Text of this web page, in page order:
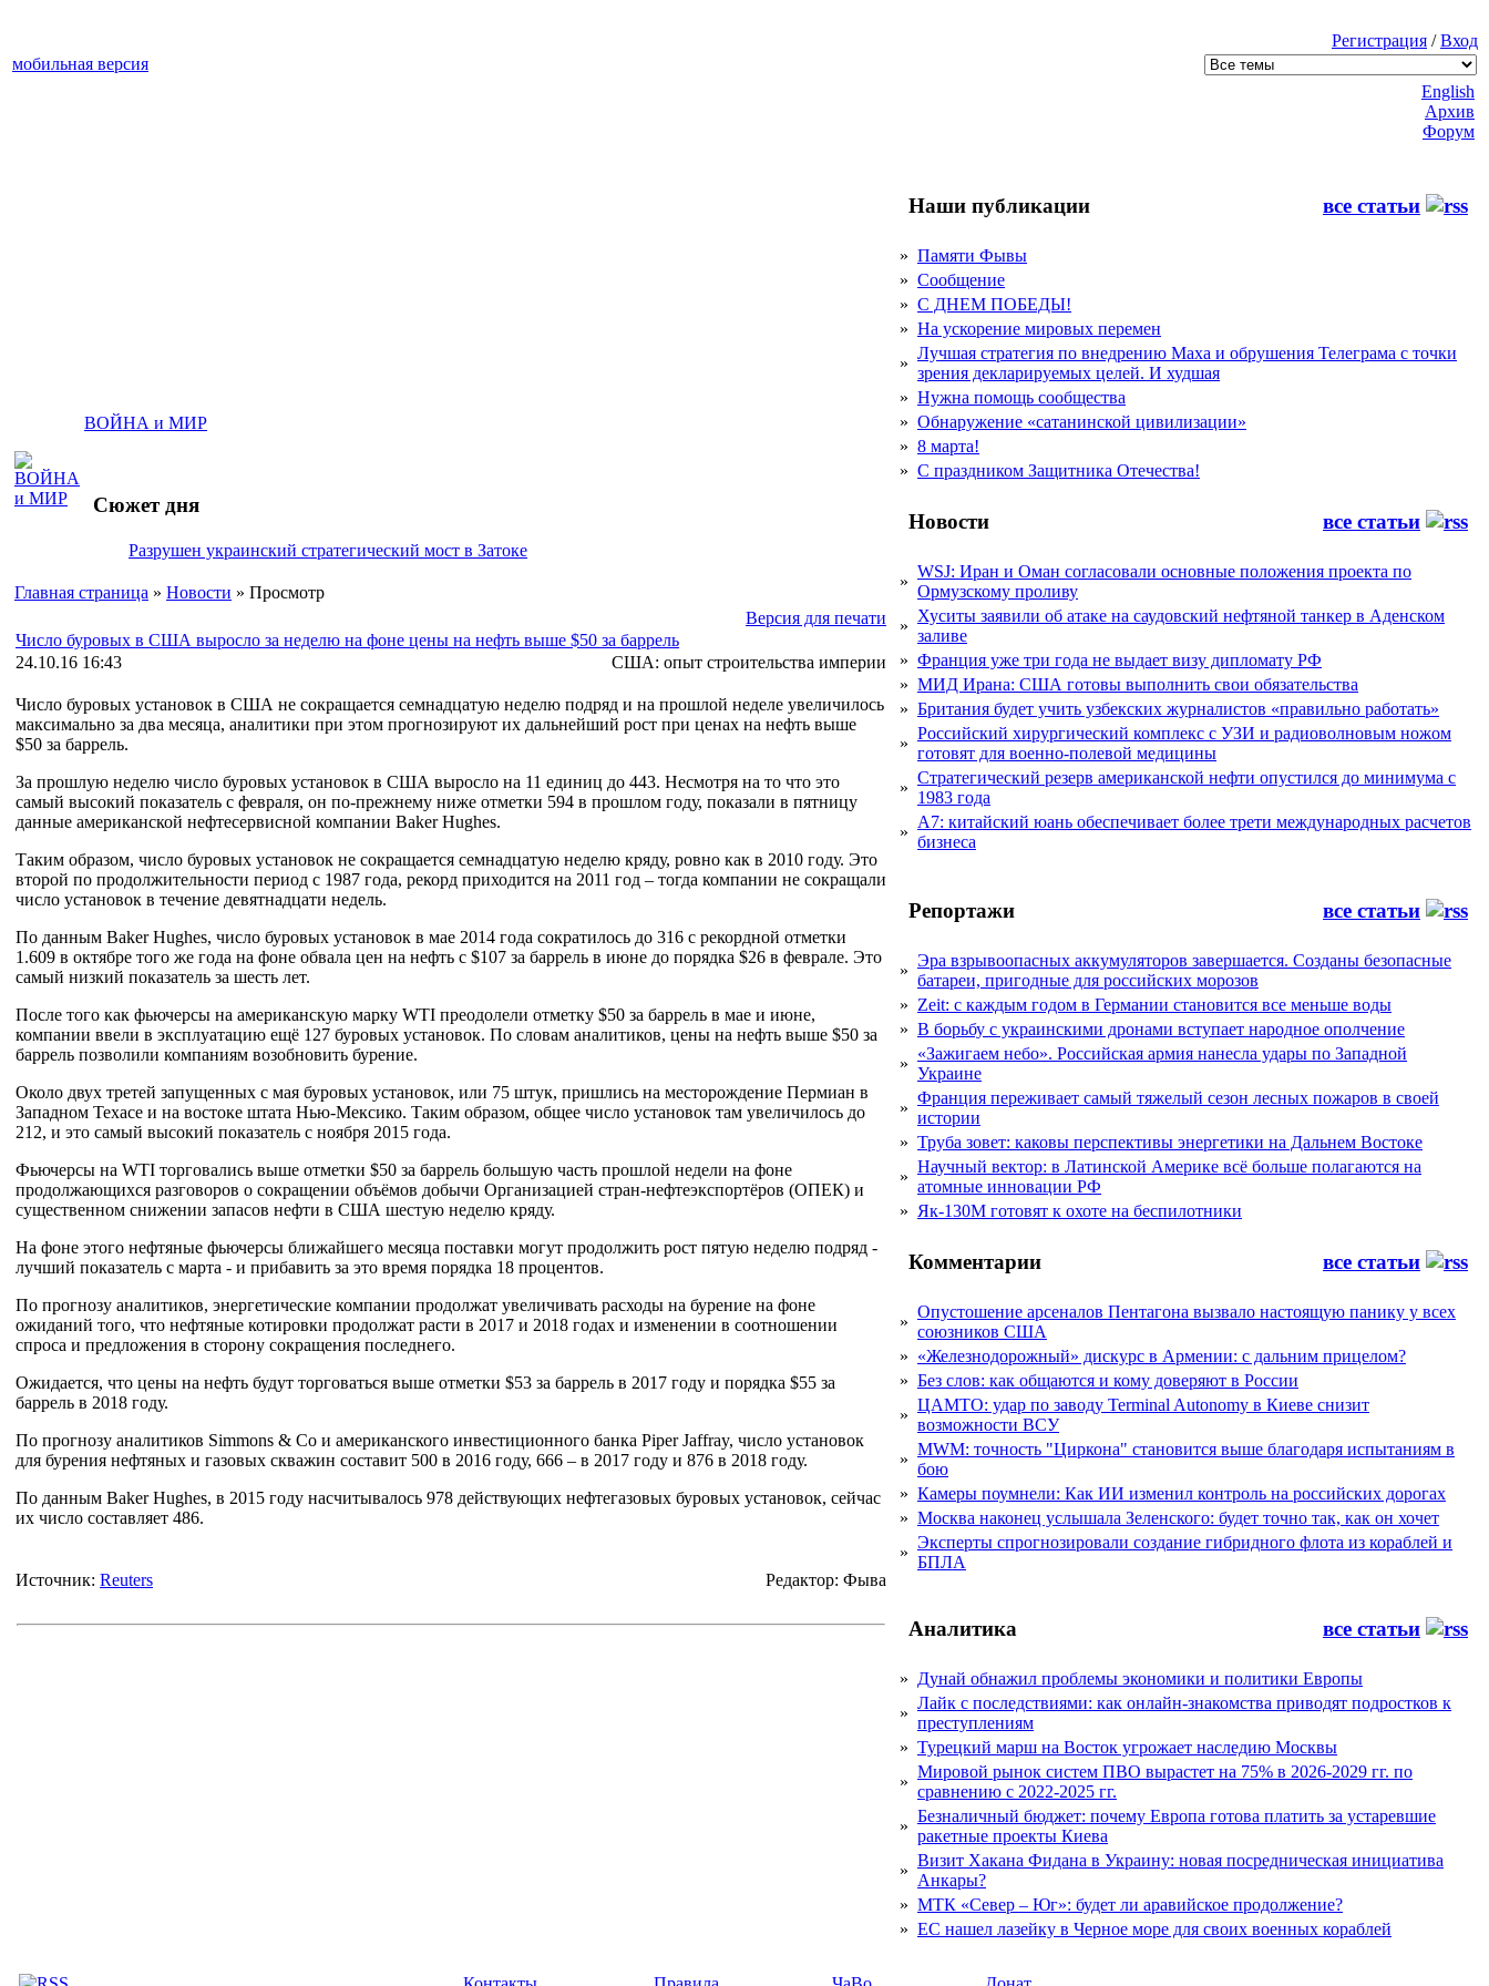
Регистрация /Вход
мобильная версия
ВОЙНА и МИР
Сюжет дня
Разрушен украинский стратегический мост в Затоке
Главная страница » Новости » Просмотр
Версия для печати
Число буровых в США выросло за неделю на фоне цены на нефть выше $50 за баррель
24.10.16 16:43
США: опыт строительства империи
Число буровых установок в США не сокращается семнадцатую неделю подряд и на прошлой неделе увеличилось
максимально за два месяца, аналитики при этом прогнозируют их дальнейший рост при ценах на нефть выше
$50 за баррель.
За прошлую неделю число буровых установок в США выросло на 11 единиц до 443. Несмотря на то что это
самый высокий показатель с февраля, он по-прежнему ниже отметки 594 в прошлом году, показали в пятницу
данные американской нефтесервисной компании Baker Hughes.
Таким образом, число буровых установок не сокращается семнадцатую неделю кряду, ровно как в 2010 году. Это
второй по продолжительности период с 1987 года, рекорд приходится на 2011 год – тогда компании не сокращали
число установок в течение девятнадцати недель.
По данным Baker Hughes, число буровых установок в мае 2014 года сократилось до 316 с рекордной отметки
1.609 в октябре того же года на фоне обвала цен на нефть с $107 за баррель в июне до порядка $26 в феврале. Это
самый низкий показатель за шесть лет.
После того как фьючерсы на американскую марку WTI преодолели отметку $50 за баррель в мае и июне,
компании ввели в эксплуатацию ещё 127 буровых установок. По словам аналитиков, цены на нефть выше $50 за
баррель позволили компаниям возобновить бурение.
Около двух третей запущенных с мая буровых установок, или 75 штук, пришлись на месторождение Пермиан в
Западном Техасе и на востоке штата Нью-Мексико. Таким образом, общее число установок там увеличилось до
212, и это самый высокий показатель с ноября 2015 года.
Фьючерсы на WTI торговались выше отметки $50 за баррель большую часть прошлой недели на фоне
продолжающихся разговоров о сокращении объёмов добычи Организацией стран-нефтеэкспортёров (ОПЕК) и
существенном снижении запасов нефти в США шестую неделю кряду.
На фоне этого нефтяные фьючерсы ближайшего месяца поставки могут продолжить рост пятую неделю подряд -
лучший показатель с марта - и прибавить за это время порядка 18 процентов.
По прогнозу аналитиков, энергетические компании продолжат увеличивать расходы на бурение на фоне
ожиданий того, что нефтяные котировки продолжат расти в 2017 и 2018 годах и изменении в соотношении
спроса и предложения в сторону сокращения последнего.
Ожидается, что цены на нефть будут торговаться выше отметки $53 за баррель в 2017 году и порядка $55 за
баррель в 2018 году.
По прогнозу аналитиков Simmons & Co и американского инвестиционного банка Piper Jaffray, число установок
для бурения нефтяных и газовых скважин составит 500 в 2016 году, 666 – в 2017 году и 876 в 2018 году.
По данным Baker Hughes, в 2015 году насчитывалось 978 действующих нефтегазовых буровых установок, сейчас
их число составляет 486.
Источник: Reuters Редактор: Фыва
English
Архив
Форум
Наши публикации все статьи
» Памяти Фывы
» Сообщение
» С ДНЕМ ПОБЕДЫ!
» На ускорение мировых перемен
»
Лучшая стратегия по внедрению Маха и обрушения Телеграма с точки
зрения декларируемых целей. И худшая
» Нужна помощь сообщества
» Обнаружение «сатанинской цивилизации»
» 8 марта!
» С праздником Защитника Отечества!
Новости все статьи
»
WSJ: Иран и Оман согласовали основные положения проекта по
Ормузскому проливу
»
Хуситы заявили об атаке на саудовский нефтяной танкер в Аденском
заливе
» Франция уже три года не выдает визу дипломату РФ
» МИД Ирана: США готовы выполнить свои обязательства
» Британия будет учить узбекских журналистов «правильно работать»
»
Российский хирургический комплекс с УЗИ и радиоволновым ножом
готовят для военно-полевой медицины
»
Стратегический резерв американской нефти опустился до минимума с
1983 года
»
А7: китайский юань обеспечивает более трети международных расчетов
бизнеса
Репортажи все статьи
»
Эра взрывоопасных аккумуляторов завершается. Созданы безопасные
батареи, пригодные для российских морозов
» Zeit: с каждым годом в Германии становится все меньше воды
» В борьбу с украинскими дронами вступает народное ополчение
»
«Зажигаем небо». Российская армия нанесла удары по Западной
Украине
»
Франция переживает самый тяжелый сезон лесных пожаров в своей
истории
» Труба зовет: каковы перспективы энергетики на Дальнем Востоке
»
Научный вектор: в Латинской Америке всё больше полагаются на
атомные инновации РФ
» Як-130М готовят к охоте на беспилотники
Комментарии все статьи
»
Опустошение арсеналов Пентагона вызвало настоящую панику у всех
союзников США
» «Железнодорожный» дискурс в Армении: с дальним прицелом?
» Без слов: как общаются и кому доверяют в России
»
ЦАМТО: удар по заводу Terminal Autonomy в Киеве снизит
возможности ВСУ
»
MWM: точность "Циркона" становится выше благодаря испытаниям в
бою
» Камеры поумнели: Как ИИ изменил контроль на российских дорогах
» Москва наконец услышала Зеленского: будет точно так, как он хочет
»
Эксперты спрогнозировали создание гибридного флота из кораблей и
БПЛА
Аналитика все статьи
» Дунай обнажил проблемы экономики и политики Европы
»
Лайк с последствиями: как онлайн-знакомства приводят подростков к
преступлениям
» Турецкий марш на Восток угрожает наследию Москвы
»
Мировой рынок систем ПВО вырастет на 75% в 2026-2029 гг. по
сравнению с 2022-2025 гг.
»
Безналичный бюджет: почему Европа готова платить за устаревшие
ракетные проекты Киева
»
Визит Хакана Фидана в Украину: новая посредническая инициатива
Анкары?
» МТК «Север – Юг»: будет ли аравийское продолжение?
» ЕС нашел лазейку в Черное море для своих военных кораблей